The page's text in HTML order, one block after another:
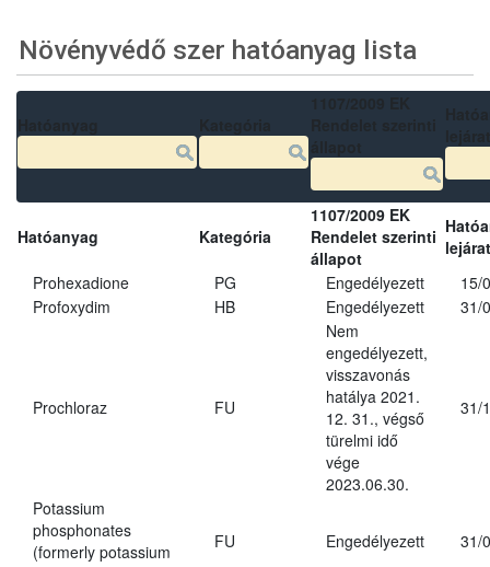
Növényvédő szer hatóanyag lista
Hatóanyag Kategória
1107/2009 EK
Rendelet szerinti
állapot
Prohexadione
PG Engedélyezett
15/
Profoxydim
HB Engedélyezett 31/
Prochloraz FU
Nem
engedélyezett,
visszavonás
hatálya 2021.
12. 31., végső
türelmi idő
vége
2023.06.30.
31/
Potassium
phosphonates
(formerly potassium
FU Engedélyezett 31/